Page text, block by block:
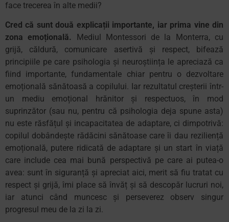
face trecerea în alte medii?
Cred că sunt două explicații importante, iar prima vine din
zona emoțională.
Mediul Montessori de la Monterra, cu
grijă, căldură, comunicare asertivă și respect, bifează
principiile pe care psihologia și neuroștiința le apreciază ca
fiind importante, fundamentale chiar pentru o dezvoltare
emoțională sănătoasă a copilului. Iar rezultatul creșterii într-
un mediu emoțional hrănitor și respectuos, în mod
suprinzător (sau nu, pentru că psihologia deja spune asta)
nu este răsfățul și incapacitatea de adaptare, ci dimpotrivă:
copilul dobândește rădăcini sănătoase care îi dau reziliență
emoțională, putere ridicată de adaptare și un start în viață
care include cea mai bună perspectivă pe care ai putea-o
avea: sunt în siguranță și apreciat aici, merit să fiu tratat cu
respect și grijă, îmi place să învăț și să descopăr lucruri noi,
iar atunci când muncesc și perseverez observ singur
progresul meu de la zi la zi.